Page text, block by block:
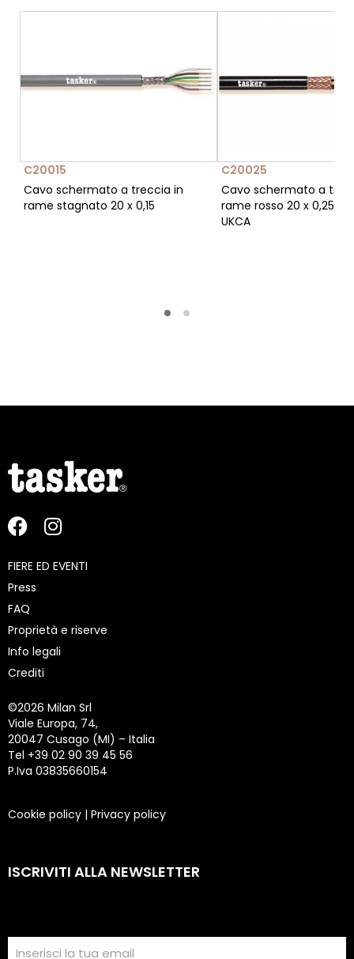
C20015
Cavo schermato a treccia in
rame stagnato 20 x 0,15
C20025
Cavo schermato a
rame rosso 20 x 0,25 -
UKCA
FIERE ED EVENTI
Press
FAQ
Proprietà e riserve
Info legali
Crediti
©2026 Milan Srl
Viale Europa, 74,
20047 Cusago (MI) – Italia
Tel +39 02 90 39 45 56
P.Iva 03835660154
Cookie policy | Privacy policy
ISCRIVITI ALLA NEWSLETTER